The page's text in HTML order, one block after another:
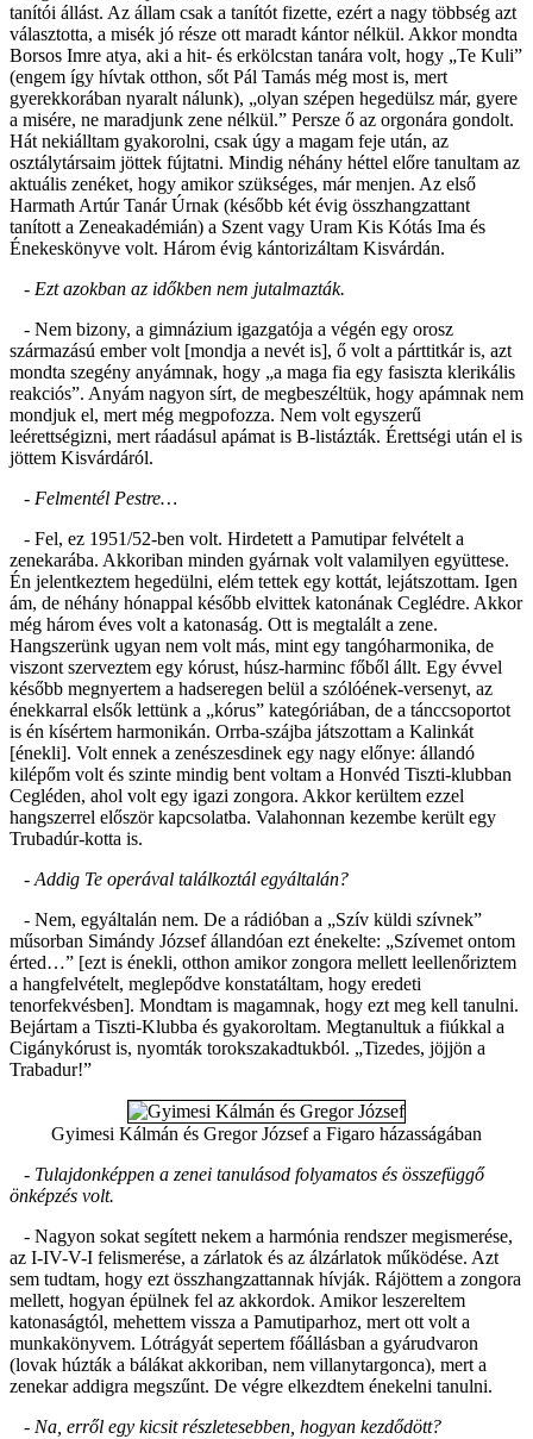
tanítói állást. Az állam csak a tanítót fizette, ezért a nagy többség azt
választotta, a misék jó része ott maradt kántor nélkül. Akkor mondta
Borsos Imre atya, aki a hit- és erkölcstan tanára volt, hogy „Te Kuli”
(engem így hívtak otthon, sőt Pál Tamás még most is, mert
gyerekkorában nyaralt nálunk), „olyan szépen hegedülsz már, gyere
a misére, ne maradjunk zene nélkül.” Persze ő az orgonára gondolt.
Hát nekiálltam gyakorolni, csak úgy a magam feje után, az
osztálytársaim jöttek fújtatni. Mindig néhány héttel előre tanultam az
aktuális zenéket, hogy amikor szükséges, már menjen. Az első
Harmath Artúr Tanár Úrnak (később két évig összhangzattant
tanított a Zeneakadémián) a Szent vagy Uram Kis Kótás Ima és
Énekeskönyve volt. Három évig kántorizáltam Kisvárdán.
- Ezt azokban az időkben nem jutalmazták.
- Nem bizony, a gimnázium igazgatója a végén egy orosz
származású ember volt [mondja a nevét is], ő volt a párttitkár is, azt
mondta szegény anyámnak, hogy „a maga fia egy fasiszta klerikális
reakciós”. Anyám nagyon sírt, de megbeszéltük, hogy apámnak nem
mondjuk el, mert még megpofozza. Nem volt egyszerű
leérettségizni, mert ráadásul apámat is B-listázták. Érettségi után el is
jöttem Kisvárdáról.
- Felmentél Pestre…
- Fel, ez 1951/52-ben volt. Hirdetett a Pamutipar felvételt a
zenekarába. Akkoriban minden gyárnak volt valamilyen együttese.
Én jelentkeztem hegedülni, elém tettek egy kottát, lejátszottam. Igen
ám, de néhány hónappal később elvittek katonának Ceglédre. Akkor
még három éves volt a katonaság. Ott is megtalált a zene.
Hangszerünk ugyan nem volt más, mint egy tangóharmonika, de
viszont szerveztem egy kórust, húsz-harminc főből állt. Egy évvel
később megnyertem a hadseregen belül a szólóének-versenyt, az
énekkarral elsők lettünk a „kórus” kategóriában, de a tánccsoportot
is én kísértem harmonikán. Orrba-szájba játszottam a Kalinkát
[énekli]. Volt ennek a zenészesdinek egy nagy előnye: állandó
kilépőm volt és szinte mindig bent voltam a Honvéd Tiszti-klubban
Cegléden, ahol volt egy igazi zongora. Akkor kerültem ezzel
hangszerrel először kapcsolatba. Valahonnan kezembe került egy
Trubadúr-kotta is.
- Addig Te operával találkoztál egyáltalán?
- Nem, egyáltalán nem. De a rádióban a „Szív küldi szívnek”
műsorban Simándy József állandóan ezt énekelte: „Szívemet ontom
érted…” [ezt is énekli, otthon amikor zongora mellett leellenőriztem
a hangfelvételt, meglepődve konstatáltam, hogy eredeti
tenorfekvésben]. Mondtam is magamnak, hogy ezt meg kell tanulni.
Bejártam a Tiszti-Klubba és gyakoroltam. Megtanultuk a fiúkkal a
Cigánykórust is, nyomták torokszakadtukból. „Tizedes, jöjjön a
Trabadur!”
Gyimesi Kálmán és Gregor József a Figaro házasságában
- Tulajdonképpen a zenei tanulásod folyamatos és összefüggő
önképzés volt.
- Nagyon sokat segített nekem a harmónia rendszer megismerése,
az I-IV-V-I felismerése, a zárlatok és az álzárlatok működése. Azt
sem tudtam, hogy ezt összhangzattannak hívják. Rájöttem a zongora
mellett, hogyan épülnek fel az akkordok. Amikor leszereltem
katonaságtól, mehettem vissza a Pamutiparhoz, mert ott volt a
munkakönyvem. Lótrágyát sepertem főállásban a gyárudvaron
(lovak húzták a bálákat akkoriban, nem villanytargonca), mert a
zenekar addigra megszűnt. De végre elkezdtem énekelni tanulni.
- Na, erről egy kicsit részletesebben, hogyan kezdődött?